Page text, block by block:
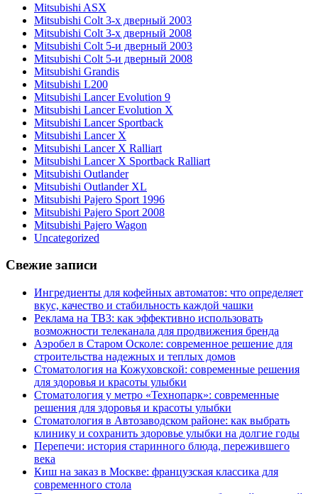
Mitsubishi ASX
Mitsubishi Colt 3-х дверный 2003
Mitsubishi Colt 3-х дверный 2008
Mitsubishi Colt 5-и дверный 2003
Mitsubishi Colt 5-и дверный 2008
Mitsubishi Grandis
Mitsubishi L200
Mitsubishi Lancer Evolution 9
Mitsubishi Lancer Evolution X
Mitsubishi Lancer Sportback
Mitsubishi Lancer X
Mitsubishi Lancer X Ralliart
Mitsubishi Lancer X Sportback Ralliart
Mitsubishi Outlander
Mitsubishi Outlander XL
Mitsubishi Pajero Sport 1996
Mitsubishi Pajero Sport 2008
Mitsubishi Pajero Wagon
Uncategorized
Свежие записи
Ингредиенты для кофейных автоматов: что определяет
вкус, качество и стабильность каждой чашки
Реклама на ТВ3: как эффективно использовать
возможности телеканала для продвижения бренда
Аэробел в Старом Осколе: современное решение для
строительства надежных и теплых домов
Стоматология на Кожуховской: современные решения
для здоровья и красоты улыбки
Стоматология у метро «Технопарк»: современные
решения для здоровья и красоты улыбки
Стоматология в Автозаводском районе: как выбрать
клинику и сохранить здоровье улыбки на долгие годы
Перепечи: история старинного блюда, пережившего
века
Киш на заказ в Москве: французская классика для
современного стола